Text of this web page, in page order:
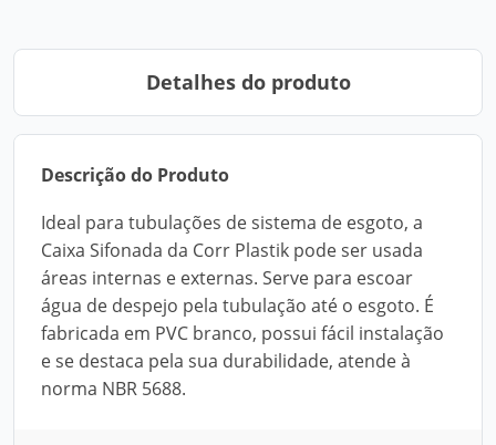
Detalhes do produto
Descrição do Produto
Ideal para tubulações de sistema de esgoto, a
Caixa Sifonada da Corr Plastik pode ser usada
áreas internas e externas. Serve para escoar
água de despejo pela tubulação até o esgoto. É
fabricada em PVC branco, possui fácil instalação
e se destaca pela sua durabilidade, atende à
norma NBR 5688.